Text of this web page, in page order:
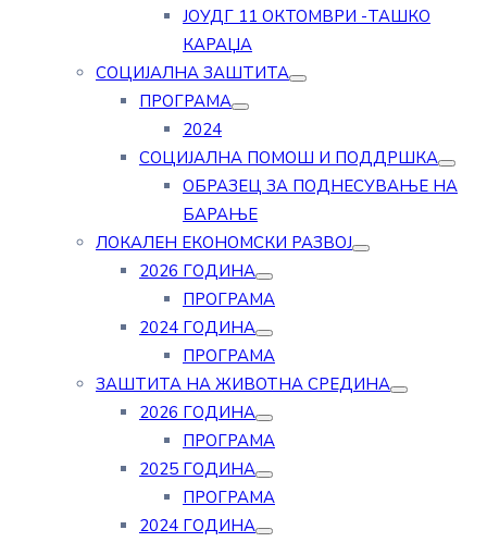
ЈОУДГ 11 ОКТОМВРИ -ТАШКО
КАРАЏА
СОЦИЈАЛНА ЗАШТИТА
ПРОГРАМА
2024
СОЦИЈАЛНА ПОМОШ И ПОДДРШКА
ОБРАЗЕЦ ЗА ПОДНЕСУВАЊЕ НА
БАРАЊЕ
ЛОКАЛЕН ЕКОНОМСКИ РАЗВОЈ
2026 ГОДИНА
ПРОГРАМА
2024 ГОДИНА
ПРОГРАМА
ЗАШТИТА НА ЖИВОТНА СРЕДИНА
2026 ГОДИНА
ПРОГРАМА
2025 ГОДИНА
ПРОГРАМА
2024 ГОДИНА